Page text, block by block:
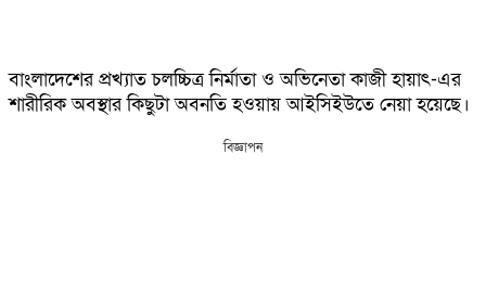
বাংলাদেশের প্রখ্যাত চলচ্চিত্র নির্মাতা ও অভিনেতা কাজী হায়াৎ-এর
শারীরিক অবস্থার কিছুটা অবনতি হওয়ায় আইসিইউতে নেয়া হয়েছে।
বিজ্ঞাপন